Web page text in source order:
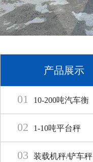
产品展示
01 10-200吨汽车衡
02 1-10吨平台秤
03 装载机秤/铲车秤